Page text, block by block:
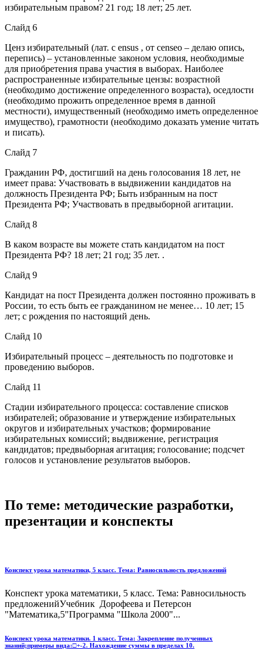
избирательным правом? 21 год; 18 лет; 25 лет.
Слайд 6
Ценз избирательный (лат. с ensus , от censeo – делаю опись,
перепись) – установленные законом условия, необходимые
для приобретения права участия в выборах. Наиболее
распространенные избирательные цензы: возрастной
(необходимо достижение определенного возраста), оседлости
(необходимо прожить определенное время в данной
местности), имущественный (необходимо иметь определенное
имущество), грамотности (необходимо доказать умение читать
и писать).
Слайд 7
Гражданин РФ, достигший на день голосования 18 лет, не
имеет права: Участвовать в выдвижении кандидатов на
должность Президента РФ; Быть избранным на пост
Президента РФ; Участвовать в предвыборной агитации.
Слайд 8
В каком возрасте вы можете стать кандидатом на пост
Президента РФ? 18 лет; 21 год; 35 лет. .
Слайд 9
Кандидат на пост Президента должен постоянно проживать в
России, то есть быть ее гражданином не менее… 10 лет; 15
лет; с рождения по настоящий день.
Слайд 10
Избирательный процесс – деятельность по подготовке и
проведению выборов.
Слайд 11
Стадии избирательного процесса: составление списков
избирателей; образование и утверждение избирательных
округов и избирательных участков; формирование
избирательных комиссий; выдвижение, регистрация
кандидатов; предвыборная агитация; голосование; подсчет
голосов и установление результатов выборов.
По теме: методические разработки,
презентации и конспекты
Конспект урока математики, 5 класс. Тема: Равносильность предложений
Конспект урока математики, 5 класс. Тема: Равносильность
предложенийУчебник Дорофеева и Петерсон
"Математика,5"Программа "Школа 2000"...
Конспект урока математики. 1 класс. Тема: Закрепление полученных
знаний;примеры вида:□+-2. Нахождение суммы в пределах 10.